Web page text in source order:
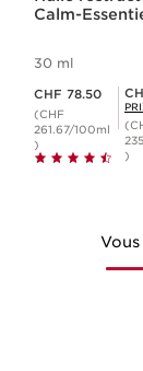
Calm-
30 ml
CHF 78.50
(CHF
261.67/100ml
)
Prix
)